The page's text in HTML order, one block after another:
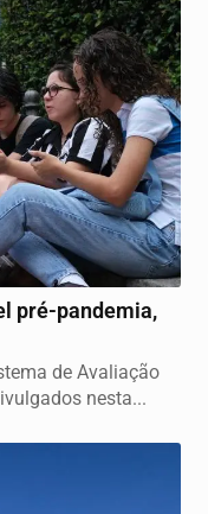
pré-pandemia,
de Avaliação
nesta...